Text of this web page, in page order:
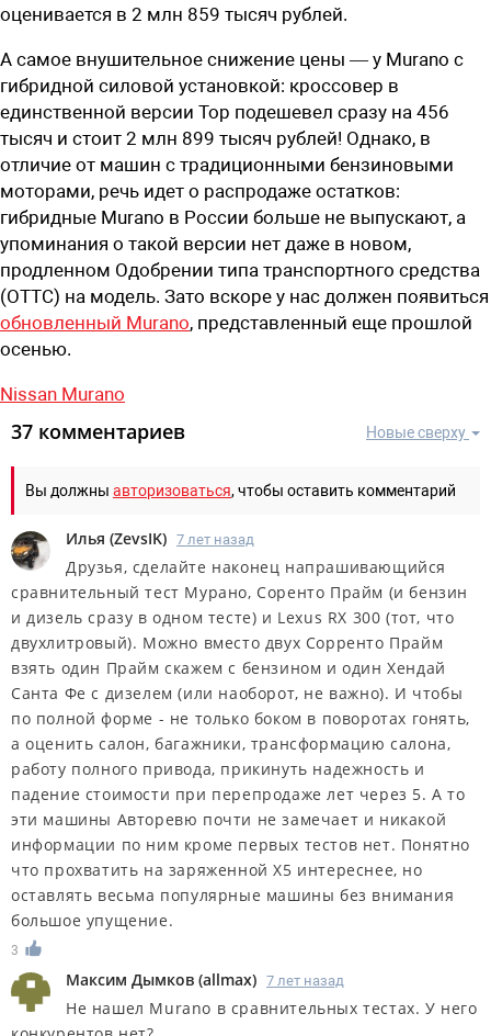
оценивается в 2 млн 859 тысяч рублей.
А самое внушительное снижение цены — у Murano с
гибридной силовой установкой: кроссовер в
единственной версии Top подешевел сразу на 456
тысяч и стоит 2 млн 899 тысяч рублей! Однако, в
отличие от машин с традиционными бензиновыми
моторами, речь идет о распродаже остатков:
гибридные Murano в России больше не выпускают, а
упоминания о такой версии нет даже в новом,
продленном Одобрении типа транспортного средства
(ОТТС) на модель. Зато вскоре у нас должен появиться
обновленный Murano, представленный еще прошлой
осенью.
Nissan Murano
Новые сверху
37 комментариев
Вы должны авторизоваться, чтобы оставить комментарий
Илья (ZevsIK) 7 лет назад
Друзья, сделайте наконец напрашивающийся
сравнительный тест Мурано, Соренто Прайм (и бензин
и дизель сразу в одном тесте) и Lexus RX 300 (тот, что
двухлитровый). Можно вместо двух Сорренто Прайм
взять один Прайм скажем с бензином и один Хендай
Санта Фе с дизелем (или наоборот, не важно). И чтобы
по полной форме - не только боком в поворотах гонять,
а оценить салон, багажники, трансформацию салона,
работу полного привода, прикинуть надежность и
падение стоимости при перепродаже лет через 5. А то
эти машины Авторевю почти не замечает и никакой
информации по ним кроме первых тестов нет. Понятно
что прохватить на заряженной Х5 интереснее, но
оставлять весьма популярные машины без внимания
большое упущение.
3
Максим Дымков (allmax) 7 лет назад
Не нашел Murano в сравнительных тестах. У него